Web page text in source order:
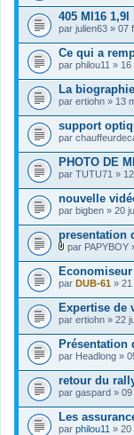
405 MI16 1,9l
par julien63 » 07
Ce qui a
par philou11 » 16
La
par ertiohn » 13
support
par
PHOTO DE
par TUTU71 »
nouvelle
par bigben » 20
presentation
F
i
c
h
i
e
r
s
)
j
o
i
n
t
(
s
par PAPYBOY
par DUB-61 » 21
Expertise de
par ertiohn » 22
Présentation
par Headlong »
retour du
par gaspard » 09
Les
par philou11 » 20